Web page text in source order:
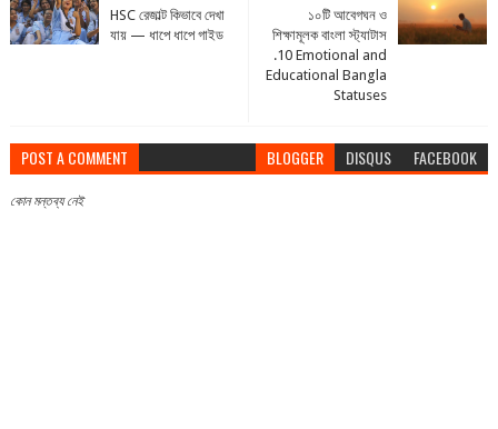
১০টি আবেগঘন ও
শিক্ষামূলক বাংলা স্ট্যাটাস
.10 Emotional and
Educational Bangla
Statuses
HSC রেজাল্ট কিভাবে দেখা
যায় — ধাপে ধাপে গাইড
POST A COMMENT BLOGGER DISQUS FACEBOOK
কোন মন্তব্য নেই